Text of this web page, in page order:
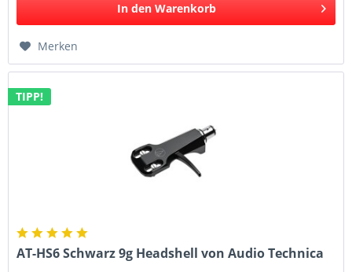
In den Warenkorb
Merken
TIPP!
AT-HS6 Schwarz 9g Headshell von Audio Technica